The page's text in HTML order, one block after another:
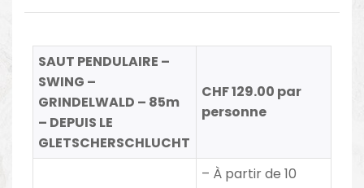
SAUT PENDULAIRE –
SWING –
GRINDELWALD – 85m
– DEPUIS LE
GLETSCHERSCHLUCHT
CHF 129.00 par
personne
– À partir de 10